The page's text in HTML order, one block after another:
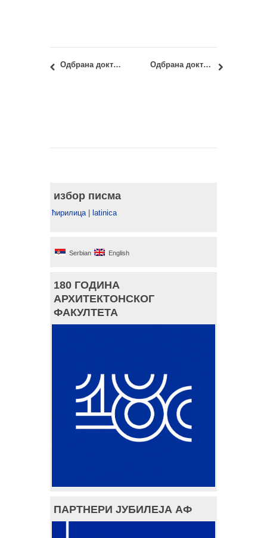
Одбрана докторске дисертације: Данијела Савкић, дипл.инж.арх. Одбрана докторске дисертације: Јефто Терзовић, дипл.инж.арх.
избор писма
ћирилица| latinica
Serbian English
180 ГОДИНА
АРХИТЕКТОНСКОГ
ФАКУЛТЕТА
ПАРТНЕРИ ЈУБИЛЕЈА АФ